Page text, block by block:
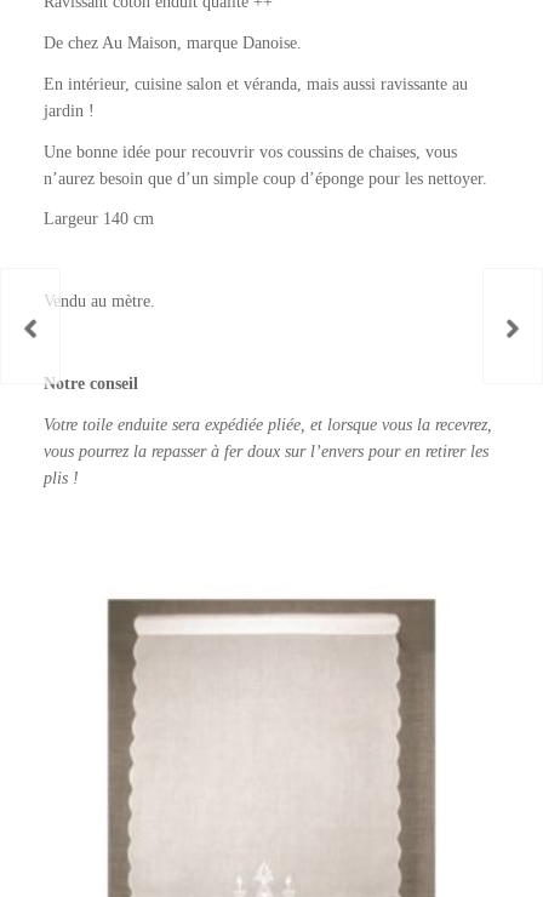
De chez Au Maison, marque Danoise.
En intérieur, cuisine salon et véranda, mais aussi ravissante au
jardin !
Une bonne idée pour recouvrir vos coussins de chaises, vous
n’aurez besoin que d’un simple coup d’éponge pour les nettoyer.
Largeur 140 cm
Vendu au mètre.
Notre conseil
Votre toile enduite sera expédiée pliée, et lorsque vous la recevrez,
vous pourrez la repasser à fer doux sur l’envers pour en retirer les
plis !